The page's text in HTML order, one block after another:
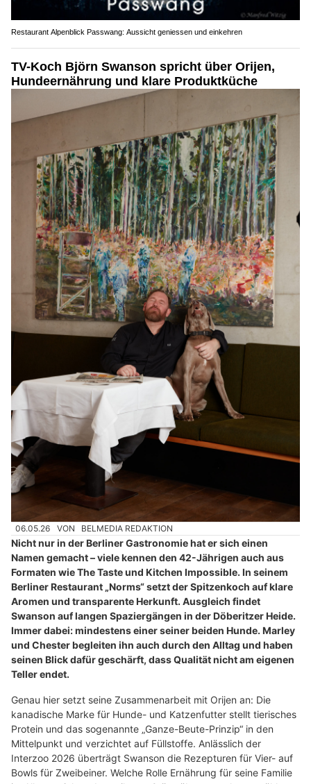
Restaurant Alpenblick Passwang: Aussicht geniessen und einkehren
TV-Koch Björn Swanson spricht über Orijen,
Hundeernährung und klare Produktküche
06.05.26 VON BELMEDIA REDAKTION
Nicht nur in der Berliner Gastronomie hat er sich einen
Namen gemacht – viele kennen den 42-Jährigen auch aus
Formaten wie The Taste und Kitchen Impossible. In seinem
Berliner Restaurant „Norms“ setzt der Spitzenkoch auf klare
Aromen und transparente Herkunft. Ausgleich findet
Swanson auf langen Spaziergängen in der Döberitzer Heide.
Immer dabei: mindestens einer seiner beiden Hunde. Marley
und Chester begleiten ihn auch durch den Alltag und haben
seinen Blick dafür geschärft, dass Qualität nicht am eigenen
Teller endet.
Genau hier setzt seine Zusammenarbeit mit Orijen an: Die
kanadische Marke für Hunde- und Katzenfutter stellt tierisches
Protein und das sogenannte „Ganze-Beute-Prinzip“ in den
Mittelpunkt und verzichtet auf Füllstoffe. Anlässlich der
Interzoo 2026 überträgt Swanson die Rezepturen für Vier- auf
Bowls für Zweibeiner. Welche Rolle Ernährung für seine Familie